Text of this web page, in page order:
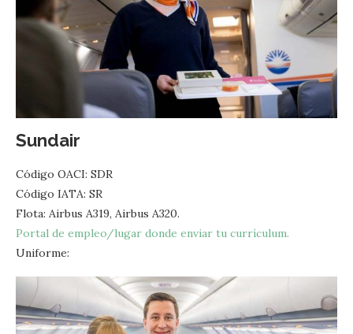
Sundair
Código OACI: SDR
Código IATA: SR
Flota: Airbus A319, Airbus A320.
Portal de empleo/lugar donde enviar tu currículum.
Uniforme: